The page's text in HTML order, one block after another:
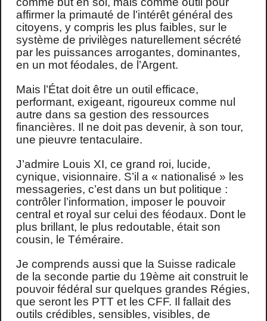
affirmer la primauté de l’intérêt général des
citoyens, y compris les plus faibles, sur le
système de privilèges naturellement sécrété
par les puissances arrogantes, dominantes,
en un mot féodales, de l’Argent.
Mais l’État doit être un outil efficace,
performant, exigeant, rigoureux comme nul
autre dans sa gestion des ressources
financières. Il ne doit pas devenir, à son tour,
une pieuvre tentaculaire.
J’admire Louis XI, ce grand roi, lucide,
cynique, visionnaire. S’il a « nationalisé » les
messageries, c’est dans un but politique :
contrôler l’information, imposer le pouvoir
central et royal sur celui des féodaux. Dont le
plus brillant, le plus redoutable, était son
cousin, le Téméraire.
Je comprends aussi que la Suisse radicale
de la seconde partie du 19ème ait construit le
pouvoir fédéral sur quelques grandes Régies,
que seront les PTT et les CFF. Il fallait des
outils crédibles, sensibles, visibles, de